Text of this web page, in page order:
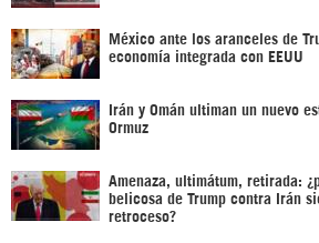
México ante los aranceles de
economía integrada con EEUU
Irán y Omán ultiman un nuevo
Ormuz
Amenaza, ultimátum, retirada:
belicosa de Trump contra Irán
retroceso?